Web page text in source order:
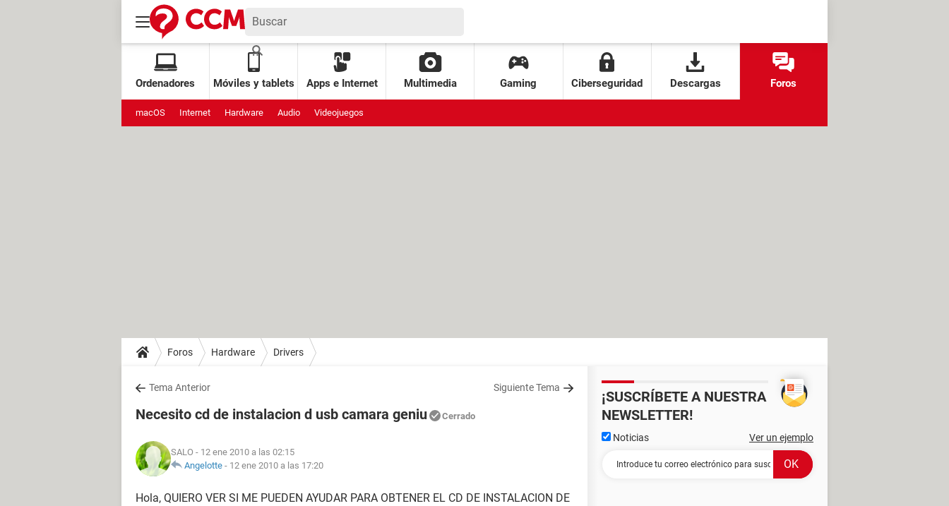
Ordenadores Móviles y tablets Apps e Internet Multimedia Gaming Ciberseguridad Descargas Foros
macOS Internet Hardware Audio Videojuegos
Foros Hardware Drivers
Tema Anterior Siguiente Tema
Necesito cd de instalacion d usb camara geniu Cerrado
SALO - 12 ene 2010 a las 02:15
Angelotte - 12 ene 2010 a las 17:20
Hola, QUIERO VER SI ME PUEDEN AYUDAR PARA OBTENER EL CD DE INSTALACION DE
¡SUSCRÍBETE A NUESTRA
NEWSLETTER!
Noticias Ver un ejemplo